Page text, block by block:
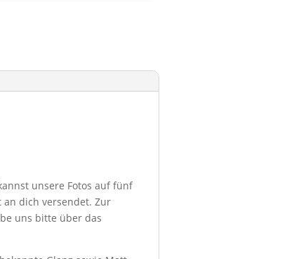
unsere Fotos auf fünf
dich versendet. Zur
uns bitte über das